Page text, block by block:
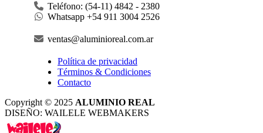
Teléfono: (54-11) 4842 - 2380
Whatsapp +54 911 3004 2526
ventas@aluminioreal.com.ar
Política de privacidad
Términos & Condiciones
Contacto
Copyright © 2025 ALUMINIO REAL
DISEÑO: WAILELE WEBMAKERS